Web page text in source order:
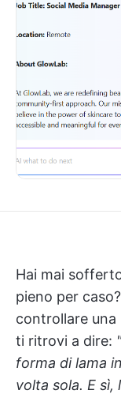
Hai mai
pieno per
controllare una
ti ritrovi a dire:
forma di lama
volta sola. E